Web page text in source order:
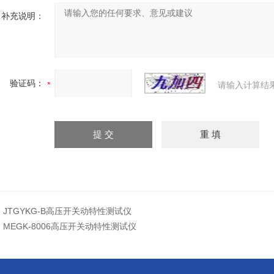
补充说明：
验证码： 请输入计算结
JTGYKG-B高压开关动特性测试仪
MEGK-8006高压开关动特性测试仪